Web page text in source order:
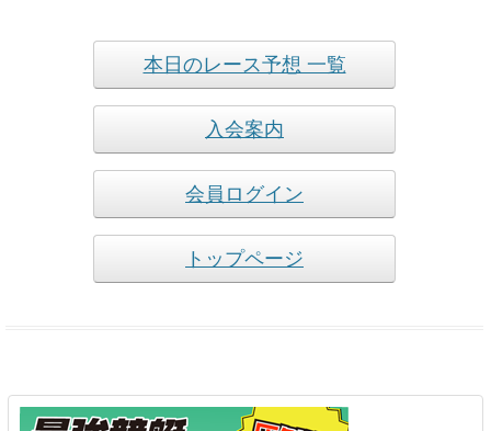
本日のレース予想 一覧
入会案内
会員ログイン
トップページ